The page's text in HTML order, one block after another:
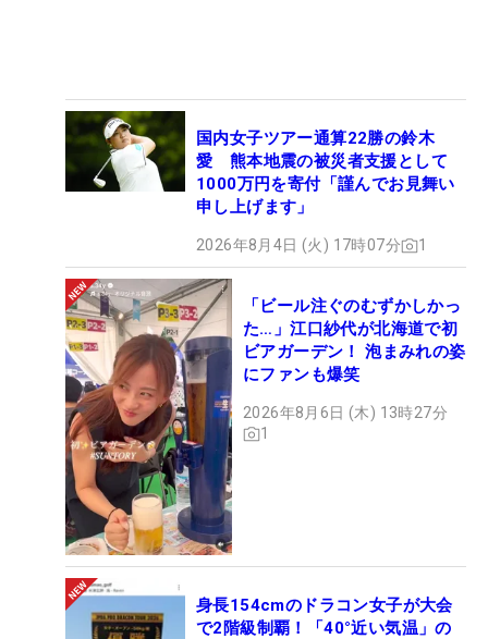
国内女子ツアー通算22勝の鈴木
愛 熊本地震の被災者支援として
1000万円を寄付「謹んでお見舞い
申し上げます」
2026年8月4日 (火) 17時07分 1
「ビール注ぐのむずかしかっ
た…」江口紗代が北海道で初
ビアガーデン！ 泡まみれの姿
にファンも爆笑
2026年8月6日 (木) 13時27分
1
身長154cmのドラコン女子が大会
で2階級制覇！「40°近い気温」の